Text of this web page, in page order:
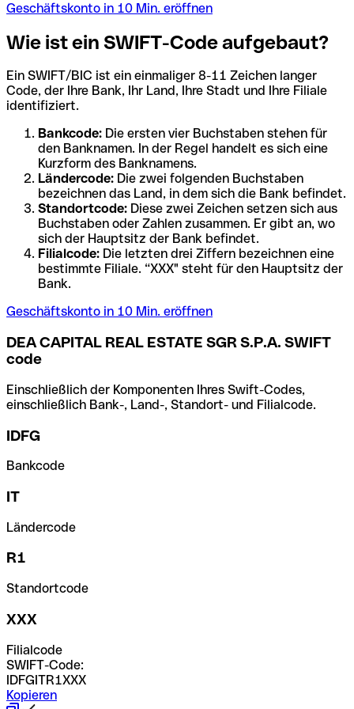
Geschäftskonto in 10 Min. eröffnen
Wie ist ein SWIFT-Code aufgebaut?
Ein SWIFT/BIC ist ein einmaliger 8-11 Zeichen langer
Code, der Ihre Bank, Ihr Land, Ihre Stadt und Ihre Filiale
identifiziert.
Bankcode: Die ersten vier Buchstaben stehen für
den Banknamen. In der Regel handelt es sich eine
Kurzform des Banknamens.
Ländercode: Die zwei folgenden Buchstaben
bezeichnen das Land, in dem sich die Bank befindet.
Standortcode: Diese zwei Zeichen setzen sich aus
Buchstaben oder Zahlen zusammen. Er gibt an, wo
sich der Hauptsitz der Bank befindet.
Filialcode: Die letzten drei Ziffern bezeichnen eine
bestimmte Filiale. “XXX" steht für den Hauptsitz der
Bank.
Geschäftskonto in 10 Min. eröffnen
DEA CAPITAL REAL ESTATE SGR S.P.A. SWIFT
code
Einschließlich der Komponenten Ihres Swift-Codes,
einschließlich Bank-, Land-, Standort- und Filialcode.
IDFG
Bankcode
IT
Ländercode
R1
Standortcode
XXX
Filialcode
SWIFT-Code:
IDFGITR1XXX
Kopieren